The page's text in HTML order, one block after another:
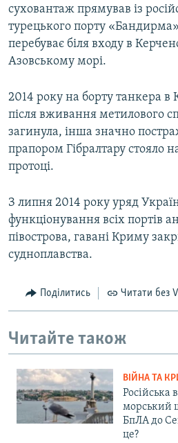
суховантаж прямував із
турецького порту
перебуває біля входу в
Азовському морі.
2014 року на борту танкера в
після вживання метилового
загинула, інша значно
прапором Гібралтару стояло
протоці.
З липня 2014 року уряд
функціонування всіх портів
півострова, гавані Криму
судноплавства.
Поділитись Читати без
Читайте також
ВІЙНА ТА
Російська
морський
БпЛА до
це?